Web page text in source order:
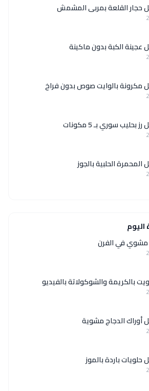
حجار القلعة بمربى المشمش
الكبة بدون ماكينة
مكرونة بالوايت صوص بدون فراخ
سوري بـ 5 مكونات
الحلبية بالجوز
اليوم
مشوي في الفرن
بالكريمة والشوكولاتة بالفيديو
أوراك الدجاج مشوية
باردة بالموز